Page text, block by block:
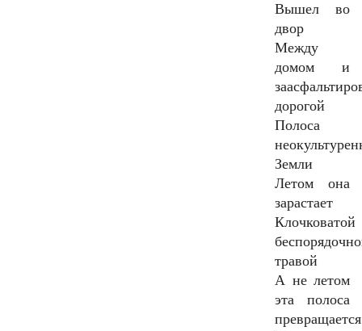
Вышел во
двор
Между
домом и
дорогой
Полоса
Земли
Летом она
зарастает
Клочковатой
травой
А не летом
эта полоса
превращается